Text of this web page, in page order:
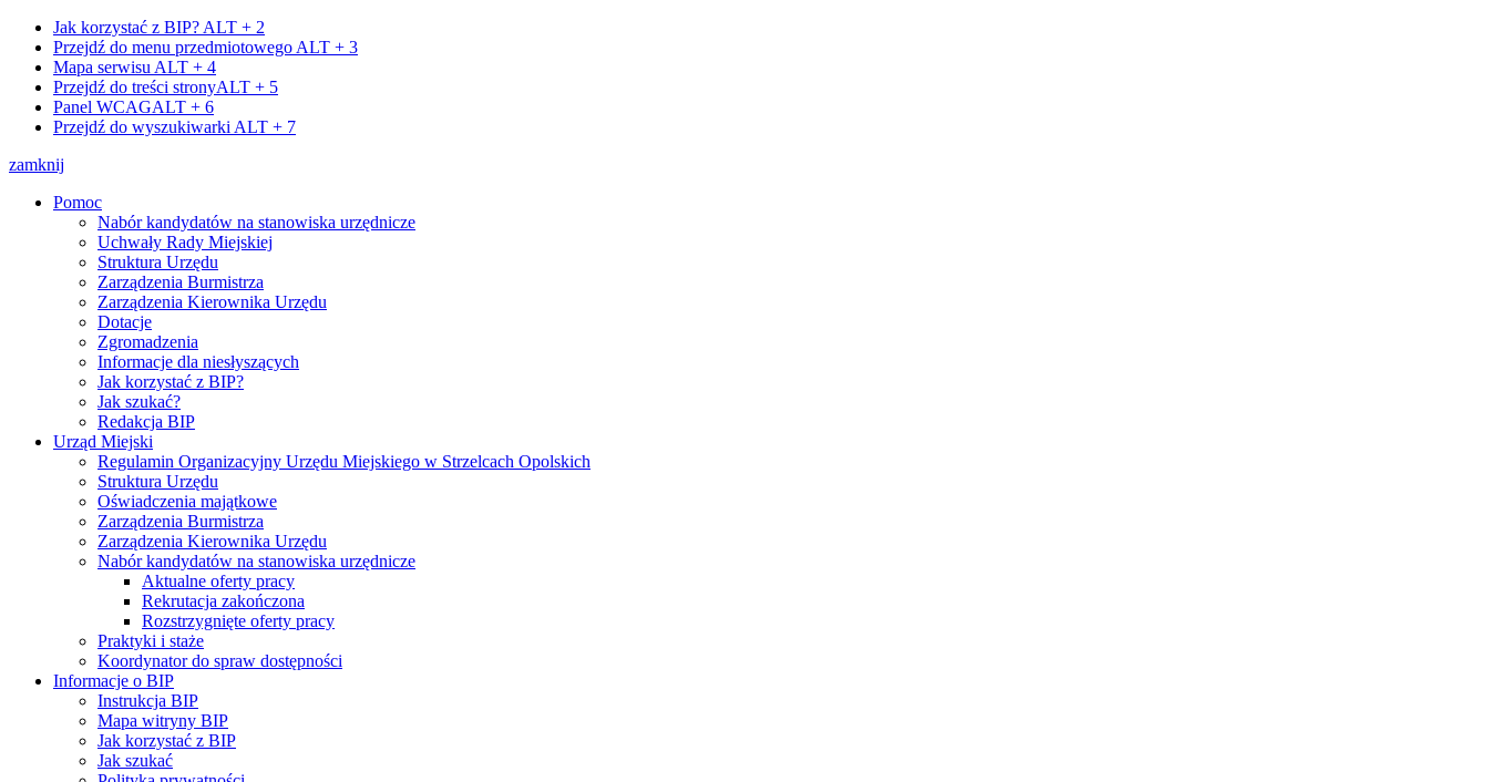
Jak korzystać z BIP? ALT + 2
Przejdź do menu przedmiotowego ALT + 3
Mapa serwisu ALT + 4
Przejdź do treści stronyALT + 5
Panel WCAGALT + 6
Przejdź do wyszukiwarki ALT + 7
zamknij
Pomoc
Nabór kandydatów na stanowiska urzędnicze
Uchwały Rady Miejskiej
Struktura Urzędu
Zarządzenia Burmistrza
Zarządzenia Kierownika Urzędu
Dotacje
Zgromadzenia
Informacje dla niesłyszących
Jak korzystać z BIP?
Jak szukać?
Redakcja BIP
Urząd Miejski
Regulamin Organizacyjny Urzędu Miejskiego w Strzelcach Opolskich
Struktura Urzędu
Oświadczenia majątkowe
Zarządzenia Burmistrza
Zarządzenia Kierownika Urzędu
Nabór kandydatów na stanowiska urzędnicze
Aktualne oferty pracy
Rekrutacja zakończona
Rozstrzygnięte oferty pracy
Praktyki i staże
Koordynator do spraw dostępności
Informacje o BIP
Instrukcja BIP
Mapa witryny BIP
Jak korzystać z BIP
Jak szukać